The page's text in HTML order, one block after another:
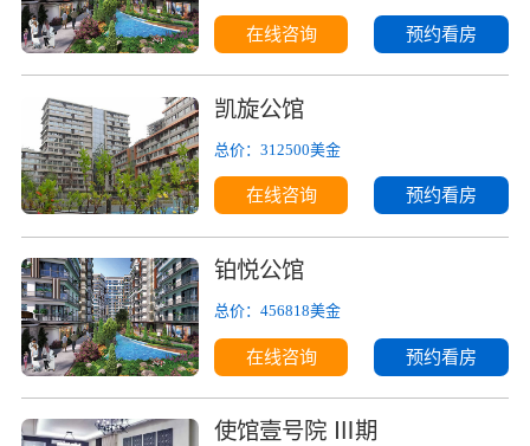
在线咨询 预约看房
凯旋公馆
总价：312500美金
在线咨询 预约看房
铂悦公馆
总价：456818美金
在线咨询 预约看房
使馆壹号院 Ⅲ期